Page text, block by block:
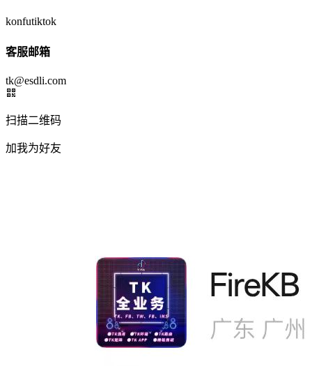
konfutiktok
客服邮箱
tk@esdli.com
扫描二维码
加我为好友